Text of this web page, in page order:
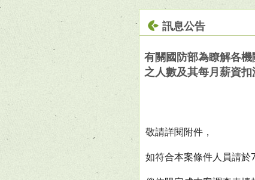
訊息公告
有關國防部為瞭解各
之人數及其每月薪資
敬請詳閱附件，
如符合本案條件人員請於